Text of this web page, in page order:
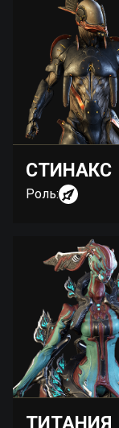
СТИНАКС
Роль: